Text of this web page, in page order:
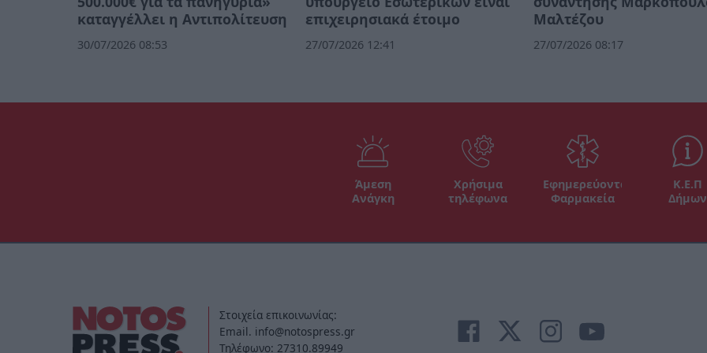
καταγγέλλει η Αντιπολίτευση
30/07/2026 08:53
επιχειρησιακά έτοιμο
27/07/2026 12:41
Μαλτέζου
27/07/2026 08:17
Άμεση
Ανάγκη
Χρήσιμα
τηλέφωνα
Εφημερεύοντα
Φαρμακεία
Κ.Ε.Π
Δήμων
Στοιχεία επικοινωνίας:
Email. info@notospress.gr
Τηλέφωνο: 27310.89949